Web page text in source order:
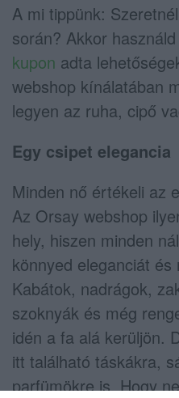
A mi tippünk:
során? Akkor
kupon adta
webshop kínálatában
legyen az ruha, cipő
Egy csipet elegancia
Minden nő értékeli az
Az Orsay webshop
hely, hiszen minden
könnyed eleganciát
Kabátok, nadrágok,
szoknyák és még
idén a fa alá kerüljön.
itt található táskákra,
parfümökre is. Hogy